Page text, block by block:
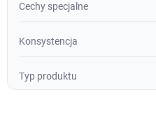
Cechy specjalne
Konsystencja
Typ produktu